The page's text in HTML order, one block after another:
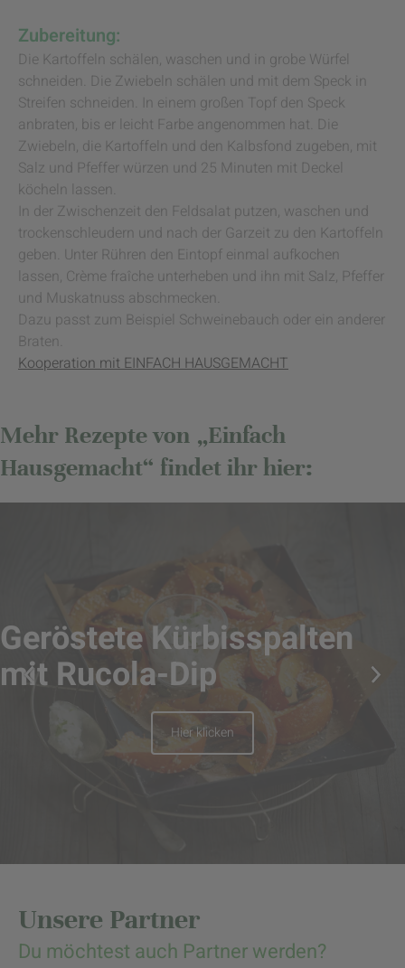
Zubereitung:
Die Kartoffeln schälen, waschen und in grobe Würfel
schneiden. Die Zwiebeln schälen und mit dem Speck in
Streifen schneiden. In einem großen Topf den Speck
anbraten, bis er leicht Farbe angenommen hat. Die
Zwiebeln, die Kartoffeln und den Kalbsfond zugeben, mit
Salz und Pfeffer würzen und 25 Minuten mit Deckel
köcheln lassen.
In der Zwischenzeit den Feldsalat putzen, waschen und
trockenschleudern und nach der Garzeit zu den Kartoffeln
geben. Unter Rühren den Eintopf einmal aufkochen
lassen, Crème fraîche unterheben und ihn mit Salz, Pfeffer
und Muskatnuss abschmecken.
Dazu passt zum Beispiel Schweinebauch oder ein anderer
Braten.
Kooperation mit EINFACH HAUSGEMACHT
Mehr Rezepte von „Einfach
Hausgemacht“ findet ihr hier:
Geröstete Kürbisspalten
mit Rucola-Dip
Hier klicken
Unsere Partner
Du möchtest auch Partner werden?